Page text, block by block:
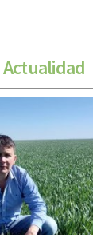
Actualidad